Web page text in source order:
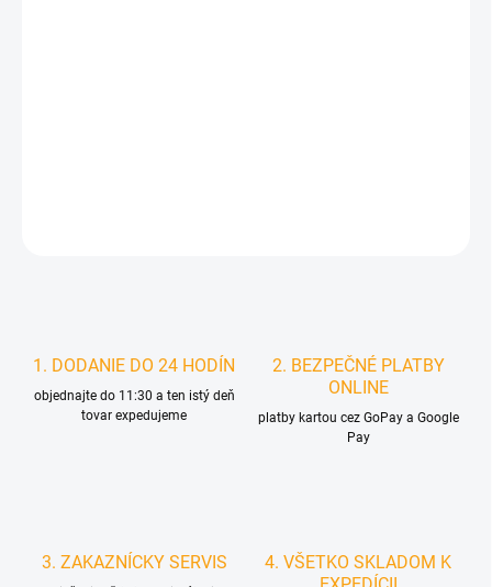
1. DODANIE DO 24 HODÍN
objednajte do 11:30 a ten istý deň
tovar expedujeme
2. BEZPEČNÉ PLATBY
ONLINE
platby kartou cez GoPay a Google
Pay
3. ZAKAZNÍCKY SERVIS
4. VŠETKO SKLADOM K